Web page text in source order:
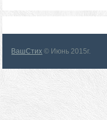
ВашСтих © Июнь 2015г.